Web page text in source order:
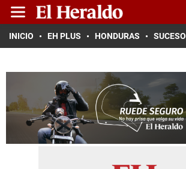
INICIO EH PLUS HONDURAS